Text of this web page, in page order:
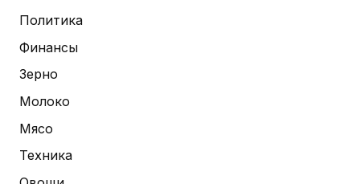
Политика
Финансы
Зерно
Молоко
Мясо
Техника